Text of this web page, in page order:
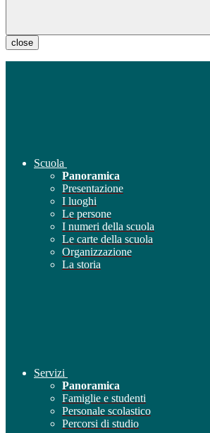
close
Scuola
Panoramica
Presentazione
I luoghi
Le persone
I numeri della scuola
Le carte della scuola
Organizzazione
La storia
Servizi
Panoramica
Famiglie e studenti
Personale scolastico
Percorsi di studio